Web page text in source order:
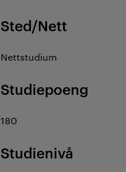
Sted/Nett
Nettstudium
Studiepoeng
180
Studienivå